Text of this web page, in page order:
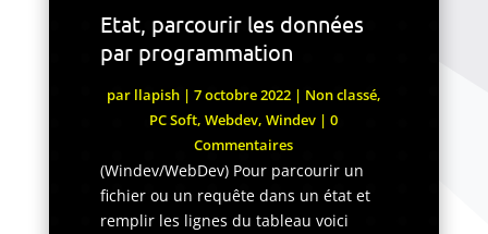
Etat, parcourir les données
par programmation
par llapish| 7 octobre 2022| Non classé,
PC Soft,Webdev,Windev | 0
Commentaires
(Windev/WebDev) Pour parcourir un
fichier ou un requête dans un état et
remplir les lignes du tableau voici